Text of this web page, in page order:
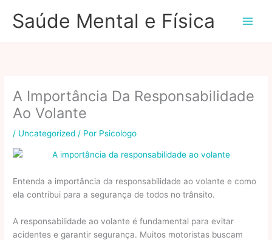
paraSaúde Mental e Física
A Importância Da Responsabilidade
Ao Volante
/ Uncategorized / Por Psicologo
Entenda a importância da responsabilidade ao volante e como
ela contribui para a segurança de todos no trânsito.
A responsabilidade ao volante é fundamental para evitar
acidentes e garantir segurança. Muitos motoristas buscam